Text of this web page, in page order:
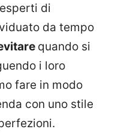
di
da tempo
quando si
i loro
fare in modo
con uno stile